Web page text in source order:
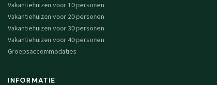
Vakantiehuizen voor 10 personen
Vakantiehuizen voor 20 personen
Vakantiehuizen voor 30 personen
Vakantiehuizen voor 40 personen
Groepsaccommodaties
INFORMATIE